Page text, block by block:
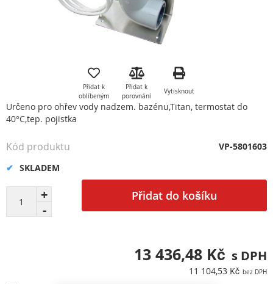
s
obrázky
Přidat k
oblíbeným
Přidat k
porovnání
Vytisknout
Určeno pro ohřev vody nadzem. bazénu,Titan, termostat do
40°C,tep. pojistka
Přidat do košíku
13 436,48 Kč
11 104,53 Kč
SKLADEM
Kód produktu VP-5801603